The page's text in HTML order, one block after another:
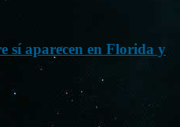
sí aparecen en Florida y